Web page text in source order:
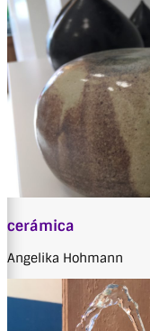
cerámica
Angelika Hohmann